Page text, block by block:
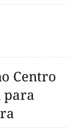
Centro
para